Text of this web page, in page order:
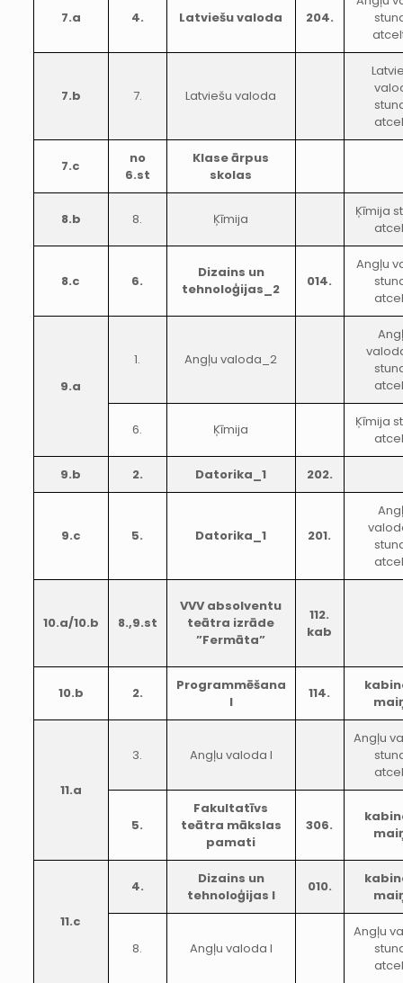
7.a 4. Latviešu valoda 204.
7.b 7. Latviešu valoda
7.c
no
6.st
Klase ārpus
skolas
8.b 8. Ķīmija
Ķīmija
8.c 6.
Dizains un
tehnoloģijas_2
014.
Angļu
9.a
1. Angļu valoda_2
6. Ķīmija
Ķīmija
9.b 2. Datorika_1 202.
9.c 5. Datorika_1 201.
10.a/10.b 8.,9.st
VVV absolventu
teātra izrāde
”Fermāta”
112.
kab
10.b 2.
Programmēšana
I
114.
11.a
3. Angļu valoda I
Angļu
5.
Fakultatīvs
teātra mākslas
pamati
306.
11.c
4.
Dizains un
tehnoloģijas I
010.
8. Angļu valoda I
Angļu